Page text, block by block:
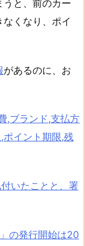
と、前のカー
くなり、ポイ
があるのに、お
,ブランド,支払方
ポイント期限,残
いたことと、署
の発行開始は20